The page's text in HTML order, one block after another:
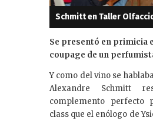
Schmitt en Taller
Se presentó en primicia
coupage de un
Y como del vino se
Alexandre Schmitt
complemento perfecto
class que el enólogo de